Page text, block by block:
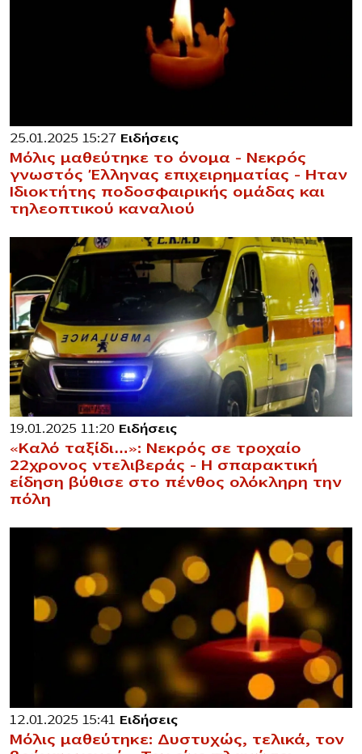
25.01.2025 15:27 Ειδήσεις
Μόλις μαθεύτηκε το όνομα – Nεκρóς
γνωστός Έλληνας επιχειρηματίας – Hταν
Iδιοκτήτης ποδοσφαιρικής ομάδας και
τηλεοπτικού καναλιού
19.01.2025 11:20 Ειδήσεις
«Καλό ταξίδι…»: Νεκρός σε τροχαίο
22χρονος ντελιβεράς – Η σπαpακτική
είδηση βύθισε στο πένθος ολόκληρη την
πόλη
12.01.2025 15:41 Ειδήσεις
Μόλις μαθεύτηκε: Δυστυχώς, τελικά, τον